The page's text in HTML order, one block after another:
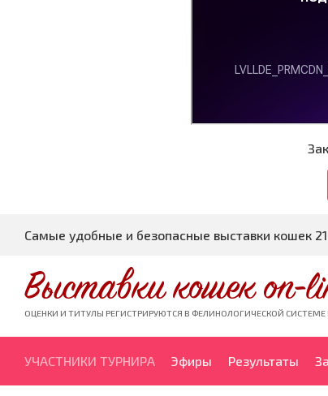
Самые удобные и безопасные выставки кошек 21
Выставки кошек on-
ОЦЕНКИ И ТИТУЛЫ РЕГИСТРИРУЮТСЯ В ФЕЛИНОЛОГИЧЕСКОЙ СИСТЕМЕ
УЧАСТНИКИ ТУРНИРА Эфиры Результаты